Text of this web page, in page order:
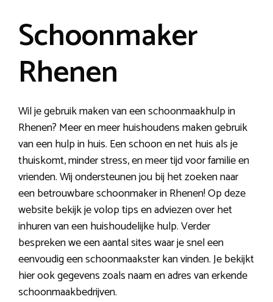
Schoonmaker
Rhenen
Wil je gebruik maken van een schoonmaakhulp in
Rhenen? Meer en meer huishoudens maken gebruik
van een hulp in huis. Een schoon en net huis als je
thuiskomt, minder stress, en meer tijd voor familie en
vrienden. Wij ondersteunen jou bij het zoeken naar
een betrouwbare schoonmaker in Rhenen! Op deze
website bekijk je volop tips en adviezen over het
inhuren van een huishoudelijke hulp. Verder
bespreken we een aantal sites waar je snel een
eenvoudig een schoonmaakster kan vinden. Je bekijkt
hier ook gegevens zoals naam en adres van erkende
schoonmaakbedrijven.